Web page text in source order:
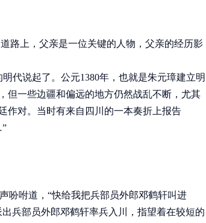
路上，父亲是一位关键的人物，父亲的经历影
说起了。公元1380年，也就是朱元璋建立明
但一些边疆和偏远的地方仍然战乱不断，尤其
作对。当时有来自四川的一本奏折上报告
咐道，“快给我把兵部员外郎邓鹤轩叫进
兵部员外郎邓鹤轩率兵入川，指望着在较短的